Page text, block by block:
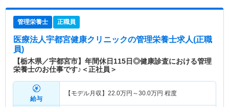
管理栄養士 正職員
医療法人宇都宮健康クリニックの管理栄養士求人(正職
員)
【栃木県／宇都宮市】年間休日115日◎健康診査における管理
栄養士のお仕事です♪＜正社員＞
給与
【モデル月収】 22.0万円～30.0万円 程度